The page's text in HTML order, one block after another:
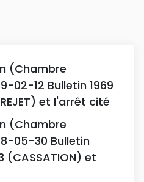
(Chambre
02-12 Bulletin 1969
et l'arrêt cité
(Chambre
05-30 Bulletin
(CASSATION) et